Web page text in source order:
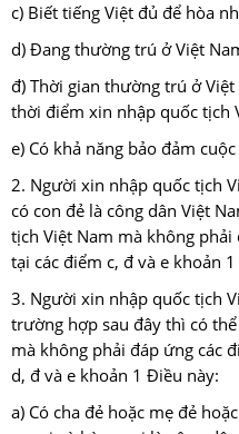
c) Biết tiếng Việt đủ để hòa
d) Đang thường trú ở Việt
đ) Thời gian thường trú ở
thời điểm xin nhập quốc tịch
e) Có khả năng bảo đảm
2. Người xin nhập quốc tịch
có con đẻ là công dân Việt
tịch Việt Nam mà không
tại các điểm c, đ và e khoản
3. Người xin nhập quốc tịch
trường hợp sau đây thì có
mà không phải đáp ứng các
d, đ và e khoản 1 Điều này:
a) Có cha đẻ hoặc mẹ đẻ